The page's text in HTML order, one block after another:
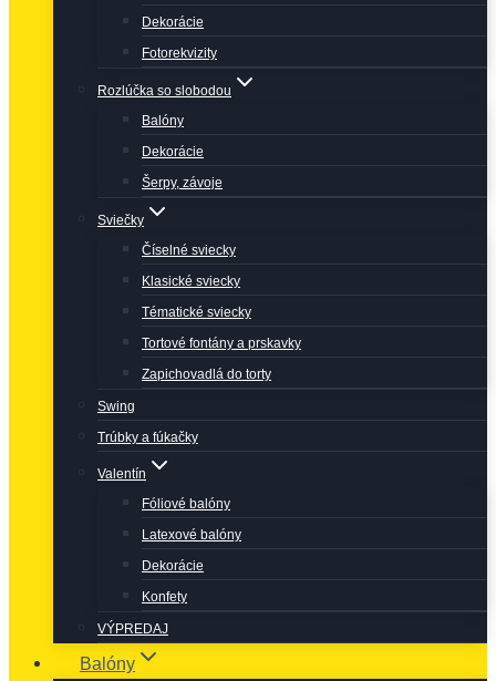
Dekorácie
Fotorekvizity
Rozlúčka so slobodou
Balóny
Dekorácie
Šerpy, závoje
Sviečky
Číselné sviecky
Klasické sviecky
Tématické sviecky
Tortové fontány a prskavky
Zapichovadlá do torty
Swing
Trúbky a fúkačky
Valentín
Fóliové balóny
Latexové balóny
Dekorácie
Konfety
VÝPREDAJ
Balóny